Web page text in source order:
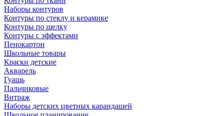
Наборы контуров
Контуры по стеклу и керамике
Контуры по шелку
Контуры с эффектами
Пенокартон
Школьные товары
Краски детские
Акварель
Гуашь
Пальчиковые
Витраж
Наборы детских цветных карандашей